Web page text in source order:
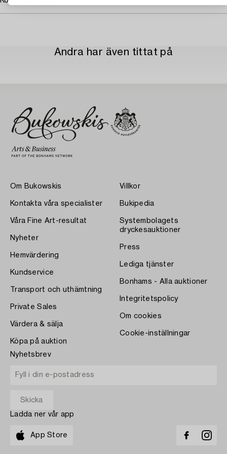
Andra har även tittat på
Om Bukowskis
Kontakta våra specialister
Våra Fine Art-resultat
Nyheter
Hemvärdering
Kundservice
Transport och uthämtning
Private Sales
Värdera & sälja
Köpa på auktion
Villkor
Bukipedia
Systembolagets
dryckesauktioner
Press
Lediga tjänster
Bonhams - Alla auktioner
Integritetspolicy
Om cookies
Cookie-inställningar
Nyhetsbrev
Ladda ner vår app
App Store